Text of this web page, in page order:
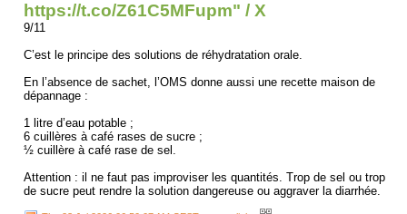
https://t.co/Z61C5MFupm" / X
9/11
C’est le principe des solutions de réhydratation orale.
En l’absence de sachet, l’OMS donne aussi une recette maison de
dépannage :
1 litre d’eau potable ;
6 cuillères à café rases de sucre ;
½ cuillère à café rase de sel.
Attention : il ne faut pas improviser les quantités. Trop de sel ou trop
de sucre peut rendre la solution dangereuse ou aggraver la diarrhée.